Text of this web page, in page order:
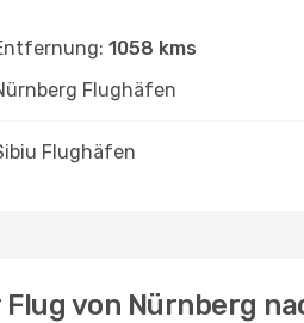
1058 kms
Flughäfen
Flughäfen
Flug von Nürnberg